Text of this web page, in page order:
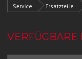
Service Ersatzteile
VERFÜGBARE